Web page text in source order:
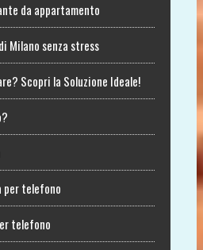
da appartamento
Milano senza stress
Scopri la Soluzione Ideale!
per telefono
telefono